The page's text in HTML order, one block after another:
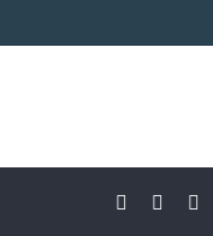
Twitter
Facebook